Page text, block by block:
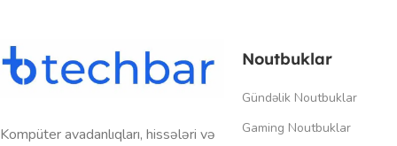
Kompüter avadanlıqları, hissələri və
Noutbuklar
Gündəlik Noutbuklar
Gaming Noutbuklar